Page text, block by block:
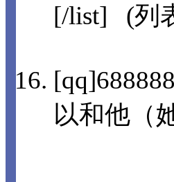
[/list] (列
以和他（